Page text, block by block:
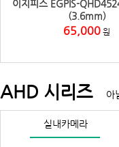
이지피스 EGPIS-
(3.6mm)
65,000 원
AHD 시리즈 아
실내카메라